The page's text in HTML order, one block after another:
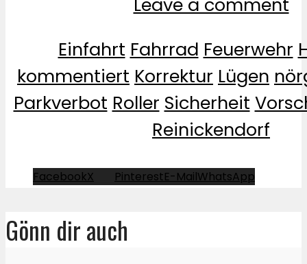
Leave a comment
Einfahrt Fahrrad Feuerwehr
kommentiert Korrektur Lügen
Parkverbot Roller Sicherheit
Reinickendorf
FacebookX PinterestE-MailWhatsApp
Gönn dir auch